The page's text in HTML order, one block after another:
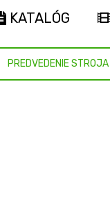
KATALÓG
PREDVEDENIE STROJA